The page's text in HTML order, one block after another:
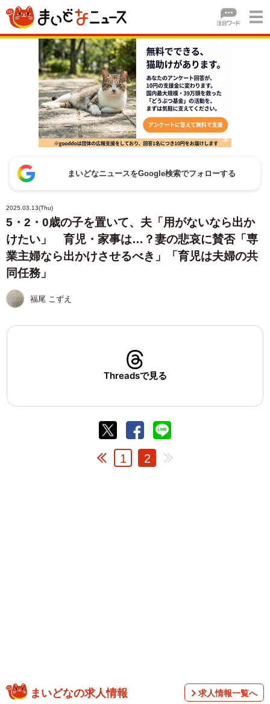
まいどなニュースをGoogle検索でフォローする
2025.03.13(Thu)
5・2・0歳の子を置いて、夫「用がないなら出か
けたい」 育児・家事は…？妻の悲哀に賛否「専
業主婦なら出かけさせるべき」「育児は夫婦の共
同任務」
福尾 こずえ
Threadsで見る
1 2
まいどなの求人情報 求人情報一覧へ